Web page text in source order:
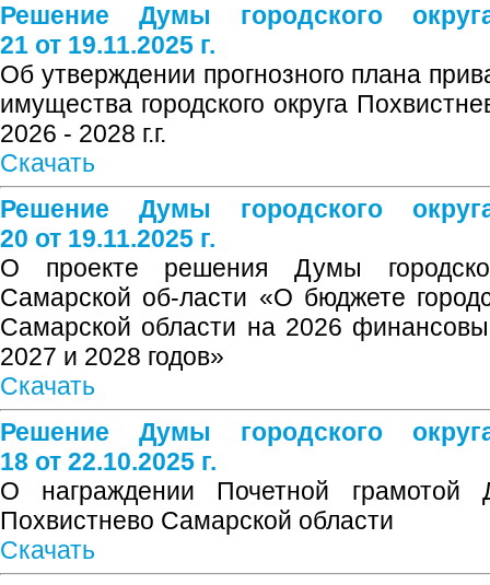
Решение Думы городского
21 от 19.11.2025 г.
Об утверждении прогнозного плана
имущества городского округа
2026 - 2028 г.г.
Скачать
Решение Думы городского
20 от 19.11.2025 г.
О проекте решения Думы
Самарской об-ласти «О бюджете
Самарской области на 2026
2027 и 2028 годов»
Скачать
Решение Думы городского
18 от 22.10.2025 г.
О награждении Почетной грамотой
Похвистнево Самарской области
Скачать